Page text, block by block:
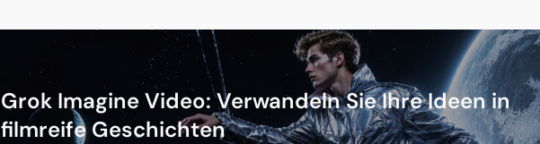
Grok Imagine Video: Verwandeln Sie Ihre Ideen in
filmreife Geschichten